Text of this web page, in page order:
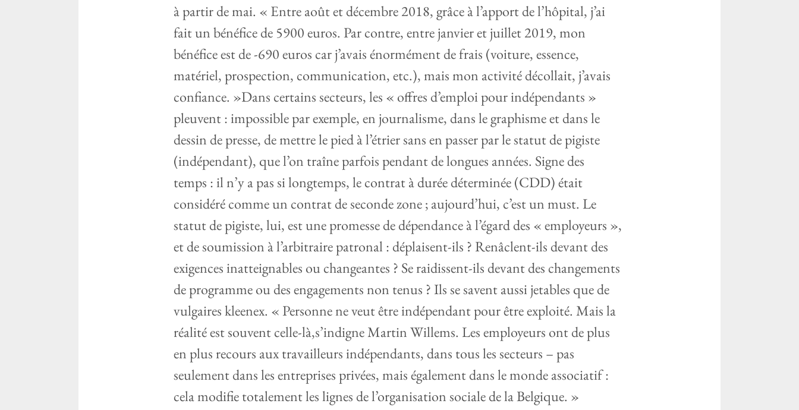
à partir de mai. « Entre août et décembre 2018, grâce à l’apport de l’hôpital, j’ai
fait un bénéfice de 5900 euros. Par contre, entre janvier et juillet 2019, mon
bénéfice est de -690 euros car j’avais énormément de frais (voiture, essence,
matériel, prospection, communication, etc.), mais mon activité décollait, j’avais
confiance. »Dans certains secteurs, les « offres d’emploi pour indépendants »
pleuvent : impossible par exemple, en journalisme, dans le graphisme et dans le
dessin de presse, de mettre le pied à l’étrier sans en passer par le statut de pigiste
(indépendant), que l’on traîne parfois pendant de longues années. Signe des
temps : il n’y a pas si longtemps, le contrat à durée déterminée (CDD) était
considéré comme un contrat de seconde zone ; aujourd’hui, c’est un must. Le
statut de pigiste, lui, est une promesse de dépendance à l’égard des « employeurs »,
et de soumission à l’arbitraire patronal : déplaisent-ils ? Renâclent-ils devant des
exigences inatteignables ou changeantes ? Se raidissent-ils devant des changements
de programme ou des engagements non tenus ? Ils se savent aussi jetables que de
vulgaires kleenex. « Personne ne veut être indépendant pour être exploité. Mais la
réalité est souvent celle-là,s’indigne Martin Willems. Les employeurs ont de plus
en plus recours aux travailleurs indépendants, dans tous les secteurs – pas
seulement dans les entreprises privées, mais également dans le monde associatif :
cela modifie totalement les lignes de l’organisation sociale de la Belgique. »